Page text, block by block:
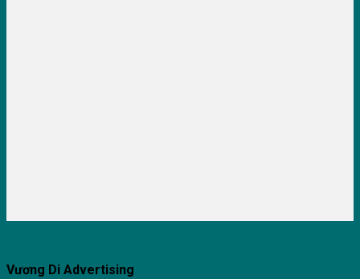
Vương Di Advertising